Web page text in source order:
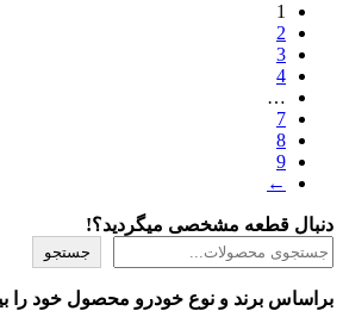
1
2
3
4
…
7
8
9
←
دنبال قطعه مشخصی میگردید؟!
جستجو
براساس برند و نوع خودرو محصول خود را